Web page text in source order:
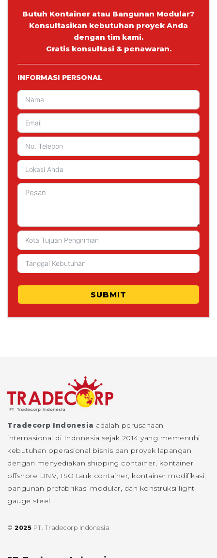
Butuh Kontainer atau Bangunan Modular?
Konsultasikan kebutuhan proyek Anda
dengan tim kami.
Gratis konsultasi & penawaran.
INFORMASI PERSONAL
SUBMIT
Tradecorp Indonesia adalah perusahaan
internasional di Indonesia sejak 2014 yang memenuhi
kebutuhan operasional bisnis dan proyek lapangan
dengan menyediakan shipping container, kontainer
offshore DNV, ISO tank container, kontainer modifikasi,
bangunan prefabrikasi modular, dan konstruksi light
gauge steel.
© 2025 PT. Tradecorp Indonesia